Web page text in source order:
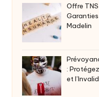
Offre
Madelin
:
et